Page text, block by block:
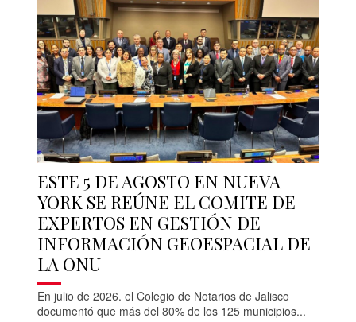
ESTE 5 DE AGOSTO EN NUEVA
YORK SE REÚNE EL COMITE DE
EXPERTOS EN GESTIÓN DE
INFORMACIÓN GEOESPACIAL DE
LA ONU
En julio de 2026. el Colegio de Notarios de Jalisco
documentó que más del 80% de los 125 municipios...